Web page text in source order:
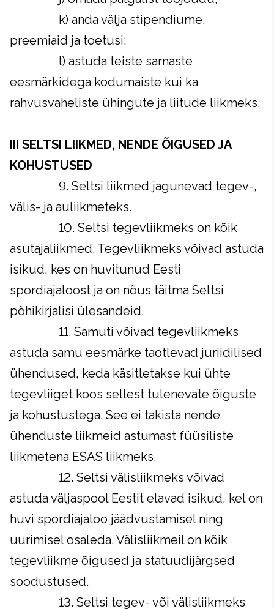
k) anda välja stipendiume,
preemiaid ja toetusi;
l) astuda teiste sarnaste
eesmärkidega kodumaiste kui ka
rahvusvaheliste ühingute ja liitude liikmeks.
III SELTSI LIIKMED, NENDE ÕIGUSED JA
KOHUSTUSED
9. Seltsi liikmed jagunevad tegev-,
välis- ja auliikmeteks.
10. Seltsi tegevliikmeks on kõik
asutajaliikmed. Tegevliikmeks võivad astuda
isikud, kes on huvitunud Eesti
spordiajaloost ja on nõus täitma Seltsi
põhikirjalisi ülesandeid.
11. Samuti võivad tegevliikmeks
astuda samu eesmärke taotlevad juriidilised
ühendused, keda käsitletakse kui ühte
tegevliiget koos sellest tulenevate õiguste
ja kohustustega. See ei takista nende
ühenduste liikmeid astumast füüsiliste
liikmetena ESAS liikmeks.
12. Seltsi välisliikmeks võivad
astuda väljaspool Eestit elavad isikud, kel on
huvi spordiajaloo jäädvustamisel ning
uurimisel osaleda. Välisliikmeil on kõik
tegevliikme õigused ja statuudijärgsed
soodustused.
13. Seltsi tegev- või välisliikmeks